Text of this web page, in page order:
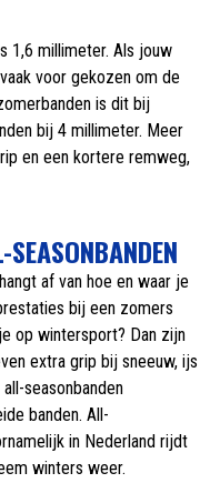
1,6 millimeter. Als jouw
voor gekozen om de
is dit bij
bij 4 millimeter. Meer
en een kortere remweg,
af van hoe en waar je
bij een zomers
op wintersport? Dan zijn
extra grip bij sneeuw, ijs
seasonbanden
banden. All-
in Nederland rijdt
winters weer.